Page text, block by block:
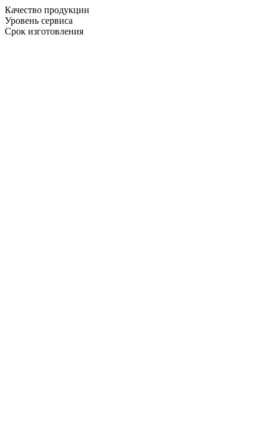
Качество продукции
Уровень сервиса
Срок изготовления